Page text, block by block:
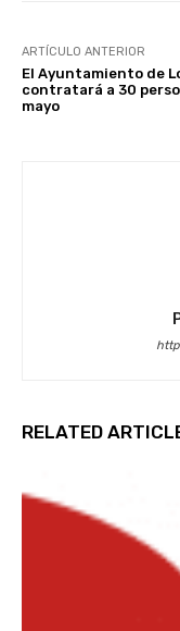
ARTÍCULO ANTERIOR
El Ayuntamiento de
contratará a 30
mayo
RELATED